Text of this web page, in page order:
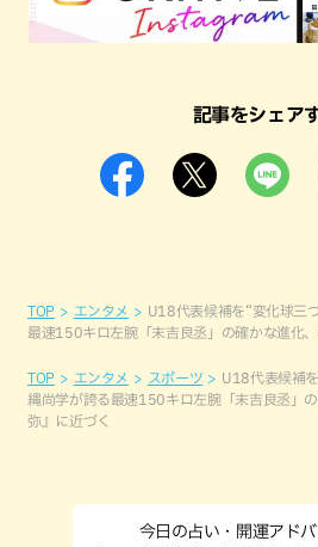
記事をシェア
TOP エンタメ
U18代表候補を“変化球
最速150キロ左腕「末吉良丞」の確かな進化
TOP エンタメ スポーツ
U18代表候補
縄尚学が誇る最速150キロ左腕「末吉良丞」
弥』に近づく
今日の占い・開運アド